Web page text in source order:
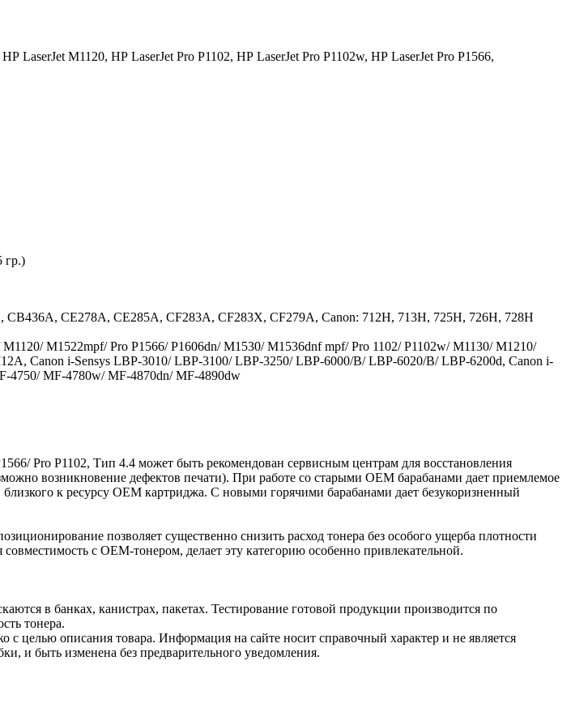
HP LaserJet M1120, HP LaserJet Pro P1102, HP LaserJet Pro P1102w, HP LaserJet Pro P1566,
гр.)
CE278A, CE285A, CF283A, CF283X, CF279A, Canon: 712H, 713H, 725H, 726H, 728H
M1522mpf/ Pro P1566/ P1606dn/ M1530/ M1536dnf mpf/ Pro 1102/ P1102w/ M1130/ M1210/
Canon i-Sensys LBP-3010/ LBP-3100/ LBP-3250/ LBP-6000/B/ LBP-6020/B/ LBP-6200d, Canon i-
4750/ MF-4780w/ MF-4870dn/ MF-4890dw
Pro P1102, Тип 4.4 может быть рекомендован сервисным центрам для восстановления
возникновение дефектов печати). При работе со старыми ОЕМ барабанами дает приемлемое
близкого к ресурсу ОЕМ картриджа. С новыми горячими барабанами дает безукоризненный
позволяет существенно снизить расход тонера без особого ущерба плотности
с ОЕМ-тонером, делает эту категорию особенно привлекательной.
в банках, канистрах, пакетах. Тестирование готовой продукции производится по
тонера.
целью описания товара. Информация на сайте носит справочный характер и не является
и быть изменена без предварительного уведомления.